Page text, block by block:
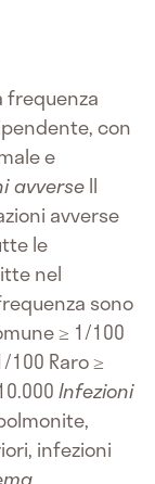
frequenza
con
e
avverseIl
avverse
le
nel
sono
≥ 1/100
100 Raro ≥
Infezioni
infezioni